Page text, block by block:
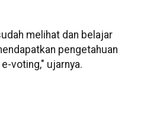
melihat dan belajar
pengetahuan
voting," ujarnya.